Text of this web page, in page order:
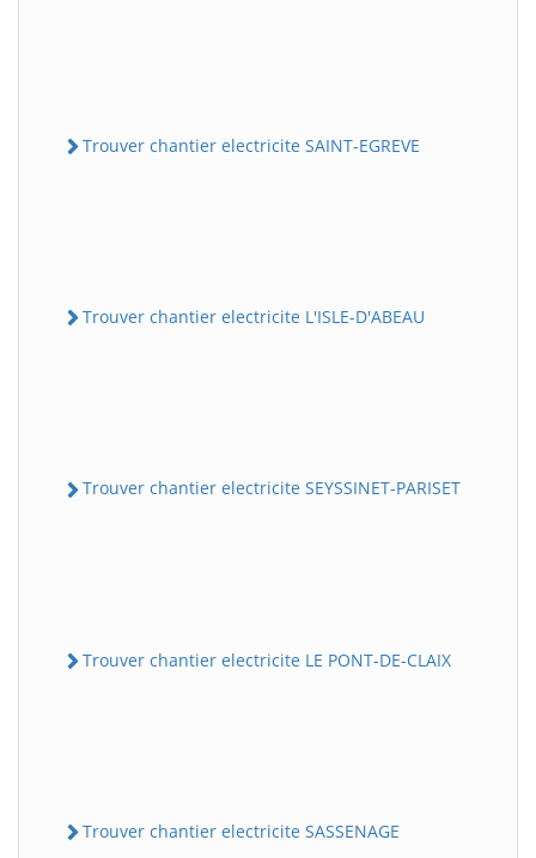
Trouver chantier electricite SAINT-EGREVE
Trouver chantier electricite L'ISLE-D'ABEAU
Trouver chantier electricite SEYSSINET-PARISET
Trouver chantier electricite LE PONT-DE-CLAIX
Trouver chantier electricite SASSENAGE